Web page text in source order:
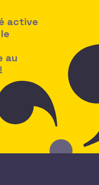
active
au